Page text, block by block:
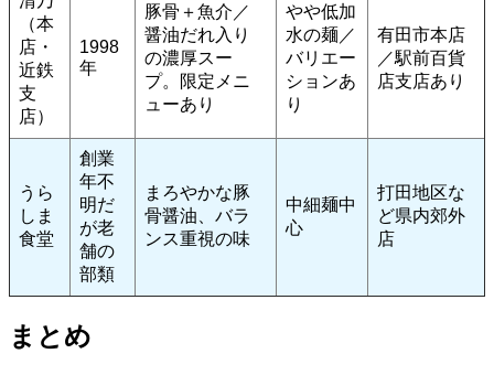
（本
店・
近鉄
支
店）
1998
年
豚骨＋魚介／
醤油だれ入り
の濃厚スー
プ。限定メニ
ューあり
やや低加
水の麺／
バリエー
ションあ
り
有田市本店
／駅前百貨
店支店あり
うら
しま
食堂
創業
年不
明だ
が老
舗の
部類
まろやかな豚
骨醤油、バラ
ンス重視の味
中細麺中
心
打田地区な
ど県内郊外
店
まとめ